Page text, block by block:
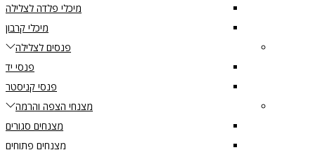
מיכלי פלדה לצלילה
מיכלי קרבון
פנסים לצלילה
פנסי יד
פנסי קניסטר
מצנחי הצפה והרמה
מצנחים סגורים
מצנחים פתוחים